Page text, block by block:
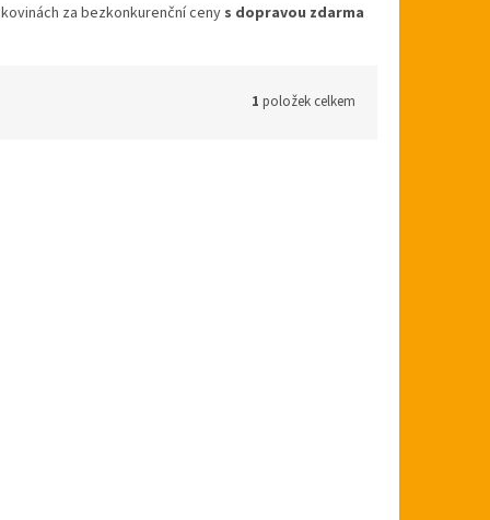
za bezkonkurenční ceny s dopravou zdarma
1 položek celkem